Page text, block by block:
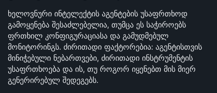
ხელოვნური ინტელექტის აგენტების უსაფრთხოდ
გამოყენება შესაძლებელია, თუმცა ეს საჭიროებს
ფრთხილ კონფიგურაციასა და გამუდმებულ
მონიტორინგს. ძირითადი ფაქტორებია: აგენტისთვის
მინიჭებული ნებართვები, ძირითადი ინსტრუმენტის
უსაფრთხოება და ის, თუ როგორ იყენებთ მის მიერ
გენერირებულ შედეგებს.